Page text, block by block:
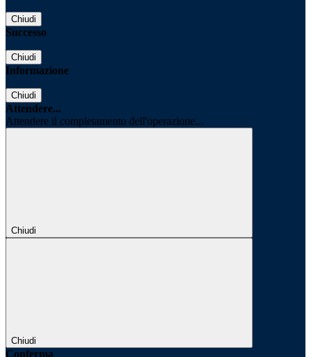
Chiudi
Successo
Chiudi
Informazione
Chiudi
Attendere...
Attendere il completamento dell'operazione...
Chiudi
Chiudi
Conferma